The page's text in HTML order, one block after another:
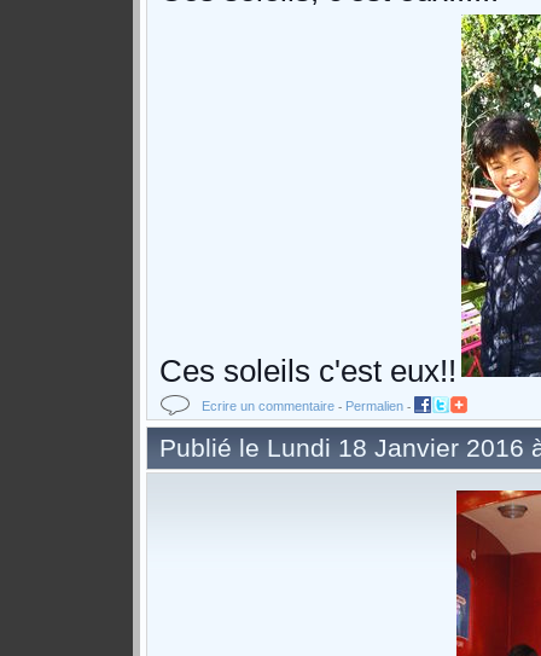
Ces soleils c'est eux!!
Ecrire un commentaire - Permalien -
Publié le Lundi 18 Janvier 2016